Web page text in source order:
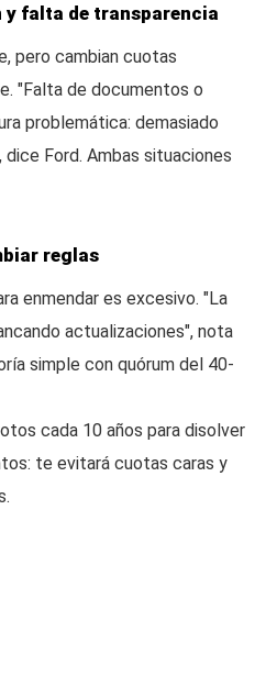
falta de transparencia
pero cambian cuotas
"Falta de documentos o
problemática: demasiado
Ford. Ambas situaciones
reglas
enmendar es excesivo. "La
actualizaciones", nota
simple con quórum del 40-
cada 10 años para disolver
te evitará cuotas caras y